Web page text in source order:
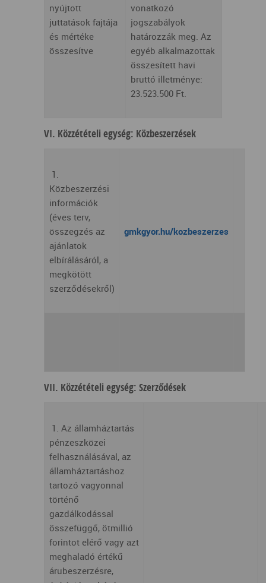
nyújtott
juttatások fajtája
és mértéke
összesítve
vonatkozó
jogszabályok
határozzák meg. Az
egyéb alkalmazottak
összesített havi
bruttó illetménye:
23.523.500 Ft.
VI. Közzétételi egység: Közbeszerzések
1.
Közbeszerzési
információk
(éves terv,
összegzés az
ajánlatok
elbírálásáról, a
megkötött
szerződésekről)
gmkgyor.hu/kozbeszerzes
VII. Közzétételi egység: Szerződések
1. Az államháztartás
pénzeszközei
felhasználásával, az
államháztartáshoz
tartozó vagyonnal
történő
gazdálkodással
összefüggő, ötmillió
forintot elérő vagy azt
meghaladó értékű
árubeszerzésre,